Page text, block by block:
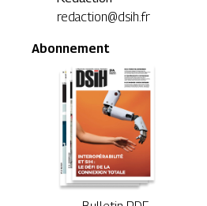
redaction@dsih.fr
Abonnement